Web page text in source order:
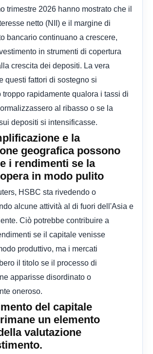
trimestre 2026 hanno mostrato che il
netto (NII) e il margine di
bancario continuano a crescere,
in strumenti di copertura
crescita dei depositi. La vera
questi fattori di sostegno si
troppo rapidamente qualora i tassi di
al ribasso o se la
depositi si intensificasse.
e la
geografica possono
i rendimenti se la
in modo pulito
HSBC sta rivedendo o
alcune attività al di fuori dell'Asia e
Ciò potrebbe contribuire a
se il capitale venisse
produttivo, ma i mercati
il titolo se il processo di
apparisse disordinato o
oneroso.
del capitale
un elemento
valutazione